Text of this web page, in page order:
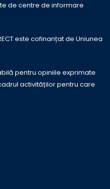
de centre de informare
este cofinanțat de Uniunea
pentru opiniile exprimate
activităților pentru care